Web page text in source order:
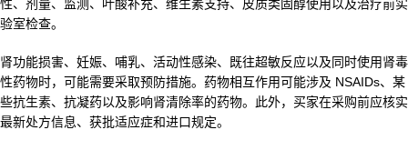
性、剂量、监测、叶酸补充、维生素支持、皮质类固醇使用以及治疗前实
验室检查。
肾功能损害、妊娠、哺乳、活动性感染、既往超敏反应以及同时使用肾毒
性药物时，可能需要采取预防措施。药物相互作用可能涉及 NSAIDs、某
些抗生素、抗凝药以及影响肾清除率的药物。此外，买家在采购前应核实
最新处方信息、获批适应症和进口规定。